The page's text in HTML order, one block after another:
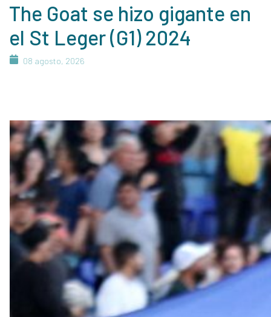
The Goat se hizo gigante en
el St Leger (G1) 2024
08 agosto, 2026